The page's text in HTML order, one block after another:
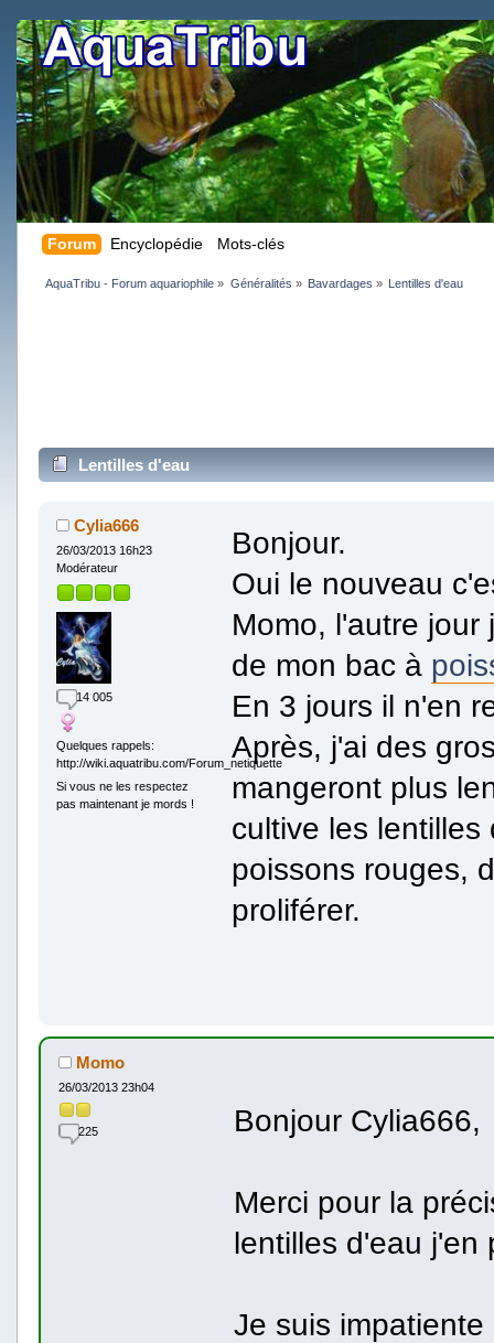
Forum Encyclopédie Mots-clés
AquaTribu - Forum aquariophile » Généralités » Bavardages » Lentilles d'eau
Lentilles d'eau
Cylia666
26/03/2013 16h23
Modérateur
14 005
Quelques rappels:
http://wiki.aquatribu.com/Forum_netiquette
Si vous ne les respectez
pas maintenant je mords !
Bonjour.
Oui le nouveau
Momo, l'autre jour
de mon bac à
En 3 jours il n'en
Après, j'ai des
mangeront plus
cultive les
poissons rouges,
proliférer.
Momo
26/03/2013 23h04
225 Bonjour
Merci pour la
lentilles d'eau j'en
Je suis